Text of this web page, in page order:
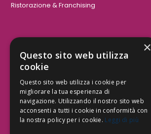
Ristorazione & Franchising
Aree Attività Civile
Tutele del Credito
Responsabilità Civile
Contrattualistica
×
Questo sito web utilizza
cookie
Questo sito web utilizza i cookie per
migliorare la tua esperienza di
navigazione. Utilizzando il nostro sito web
acconsenti a tutti i cookie in conformità con
la nostra policy per i cookie. Leggi di più